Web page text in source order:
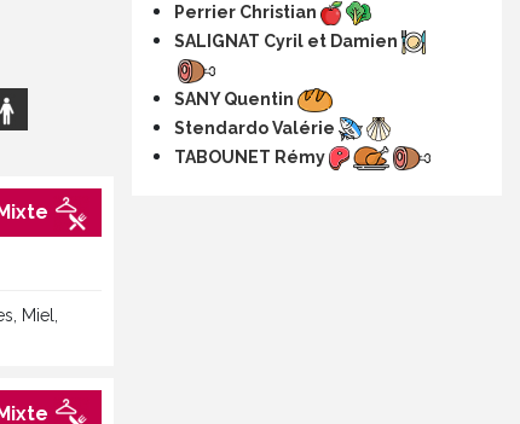
Miel,
Perrier Christian
SALIGNAT Cyril et Damien
SANY Quentin
Stendardo Valérie
TABOUNET Rémy